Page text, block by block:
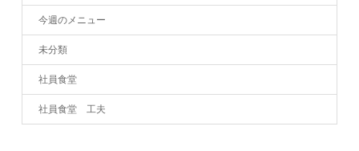
今週のメニュー
未分類
社員食堂
社員食堂 工夫